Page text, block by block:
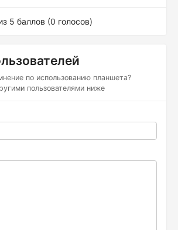
5 баллов (0 голосов)
по использованию планшета?
пользователями ниже